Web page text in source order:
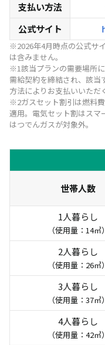
支払い方法
公式サイト
※2026年4月時点の公式サ
は含みません。
※1該当プランの需要場所
需給契約を締結され、該当
方法によりお支払いいただ
※2ガスセット割引は燃料
適用。電気セット割はスマ
はつでんガスが対象外。
世帯人数
1人暮らし
（使用量：14㎥）
2人暮らし
（使用量：26㎥）
3人暮らし
（使用量：37㎥）
4人暮らし
（使用量：42㎥）